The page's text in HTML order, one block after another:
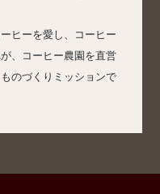
ヒーを愛し、コーヒー
、コーヒー農園を直営
のづくりミッションで